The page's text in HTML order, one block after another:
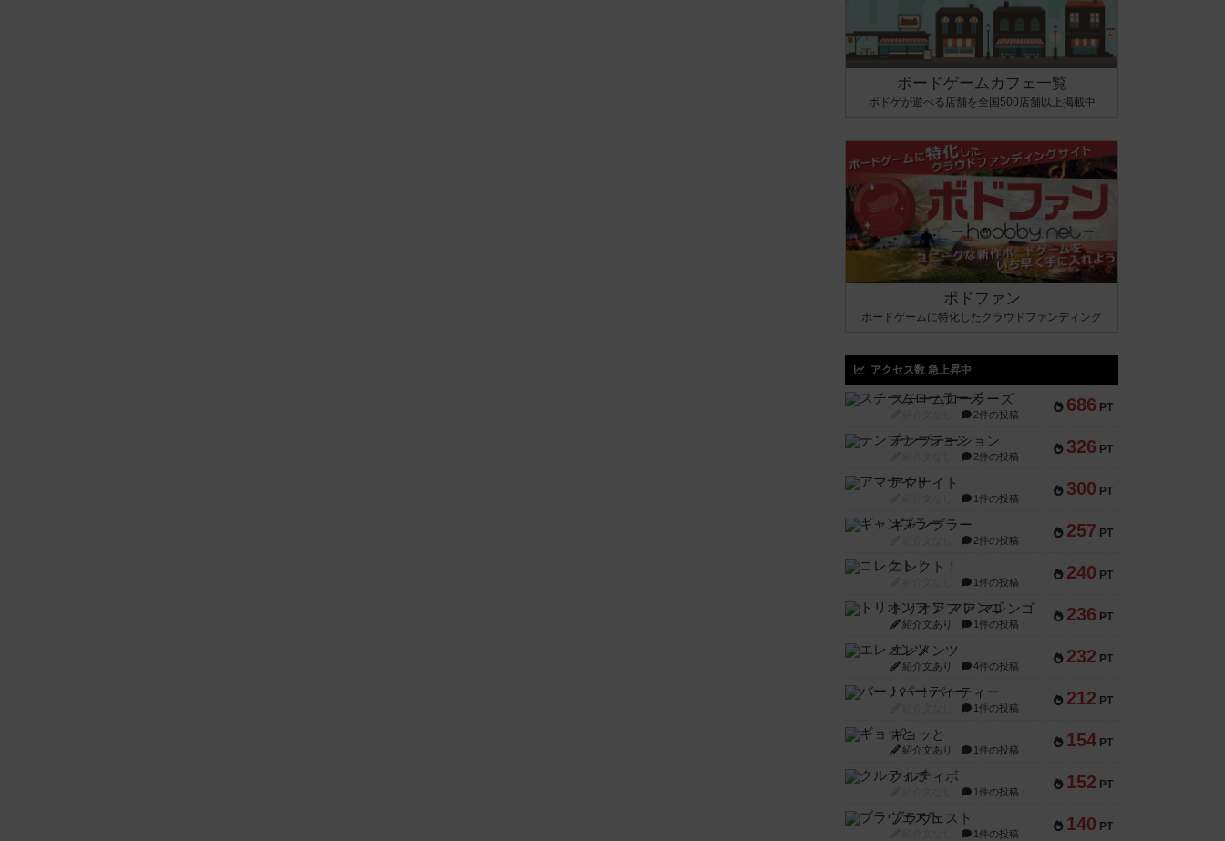
ボードゲームカフェ一覧
ボドゲが遊べる店舗を全国500店舗以上掲載中
ボドファン
ボードゲームに特化したクラウドファンディング
アクセス数 急上昇中
686 PT
スチームローラーズ
2件の投稿
326 PT
テンプテーション
2件の投稿
300 PT
アマナイト
1件の投稿
257 PT
ギャンブラー
2件の投稿
240 PT
コレクト！
1件の投稿
236 PT
トリオンフ ア マレンゴ
紹介文あり 1件の投稿
232 PT
エレメンツ
紹介文あり 4件の投稿
212 PT
バー！パーティー
1件の投稿
154 PT
ギョッと
紹介文あり 1件の投稿
152 PT
クルティボ
1件の投稿
140 PT
ブラヴェスト
1件の投稿